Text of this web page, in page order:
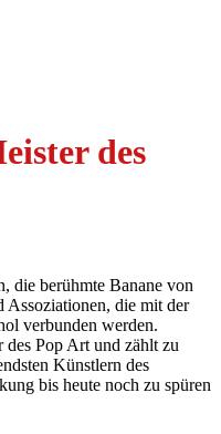
des
die berühmte Banane von
Assoziationen, die mit der
verbunden werden.
Pop Art und zählt zu
Künstlern des
bis heute noch zu spüren